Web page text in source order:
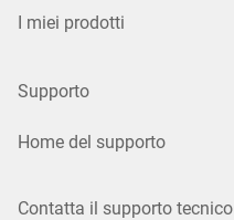
I miei prodotti
Supporto
Home del supporto
Contatta il supporto tecnico